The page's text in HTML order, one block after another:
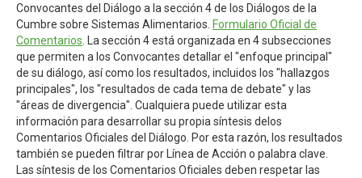
Convocantes del Diálogo a la sección 4 de los Diálogos de la
Cumbre sobre Sistemas Alimentarios. Formulario Oficial de
Comentarios . La sección 4 está organizada en 4 subsecciones
que permiten a los Convocantes detallar el "enfoque principal"
de su diálogo, así como los resultados, incluidos los "hallazgos
principales", los "resultados de cada tema de debate" y las
"áreas de divergencia". Cualquiera puede utilizar esta
información para desarrollar su propia síntesis delos
Comentarios Oficiales del Diálogo. Por esta razón, los resultados
también se pueden filtrar por Línea de Acción o palabra clave.
Las síntesis de los Comentarios Oficiales deben respetar las